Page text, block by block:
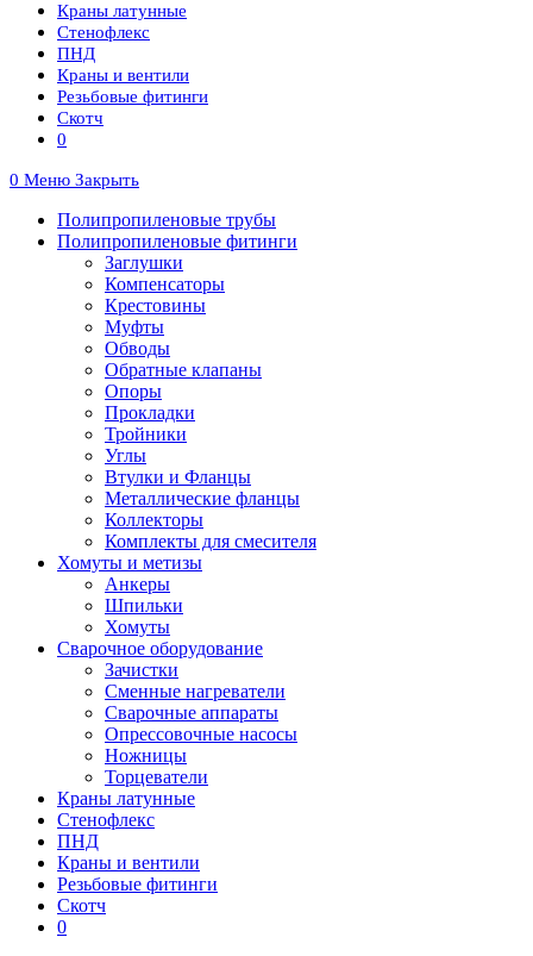
Краны латунные
Стенофлекс
ПНД
Краны и вентили
Резьбовые фитинги
Скотч
0
0 Меню Закрыть
Полипропиленовые трубы
Полипропиленовые фитинги
Заглушки
Компенсаторы
Крестовины
Муфты
Обводы
Обратные клапаны
Опоры
Прокладки
Тройники
Углы
Втулки и Фланцы
Металлические фланцы
Коллекторы
Комплекты для смесителя
Хомуты и метизы
Анкеры
Шпильки
Хомуты
Сварочное оборудование
Зачистки
Сменные нагреватели
Сварочные аппараты
Опрессовочные насосы
Ножницы
Торцеватели
Краны латунные
Стенофлекс
ПНД
Краны и вентили
Резьбовые фитинги
Скотч
0